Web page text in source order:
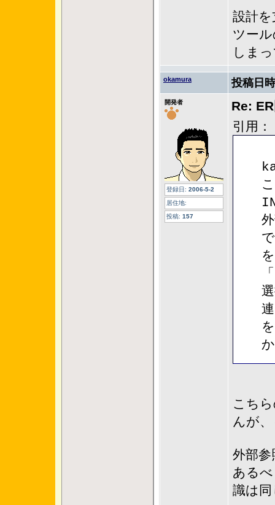
設計
ツー
しま
okamura 投稿日
開発者
登録日: 2006-5-2
居住地:
投稿: 157
Re:
引用：
こち
んが
外部
ある
識は